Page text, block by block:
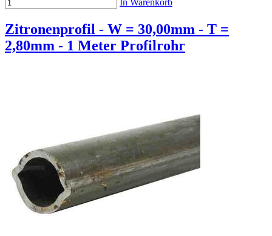
In Warenkorb
Zitronenprofil - W = 30,00mm - T =
2,80mm - 1 Meter Profilrohr